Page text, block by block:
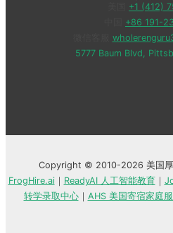
+1 (412)
+86 191-
5777 Baum Blvd,
Copyright © 2010-2026 美国厚
FrogHire.ai｜ ReadyAI 人工智能教育｜
转学录取中心｜ AHS 美国寄宿家庭